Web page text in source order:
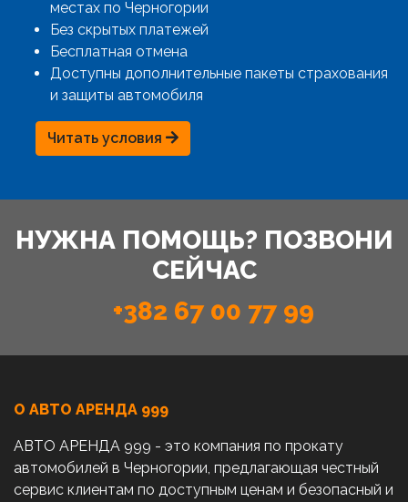
местах по Черногории
Без скрытых платежей
Бесплатная отмена
Доступны дополнительные пакеты страхования
и защиты автомобиля
Читать условия
НУЖНА ПОМОЩЬ? ПОЗВОНИ
СЕЙЧАС
+382 67 00 77 99
О АВТО AРЕНДА 999
АВТО АРЕНДА 999 - это компания по прокату
автомобилей в Черногории, предлагающая честный
сервис клиентам по доступным ценам и безопасный и